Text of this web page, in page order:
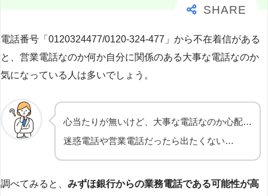
電話番号「0120324477/0120-324-477」から不在着信がある
と、営業電話なのか何か自分に関係のある大事な電話なのか
気になっている人は多いでしょう。
心当たりが無いけど、大事な電話なのか心配…
迷惑電話や営業電話だったら出たくない…
調べてみると、 みずほ銀行からの業務電話である可能性が高